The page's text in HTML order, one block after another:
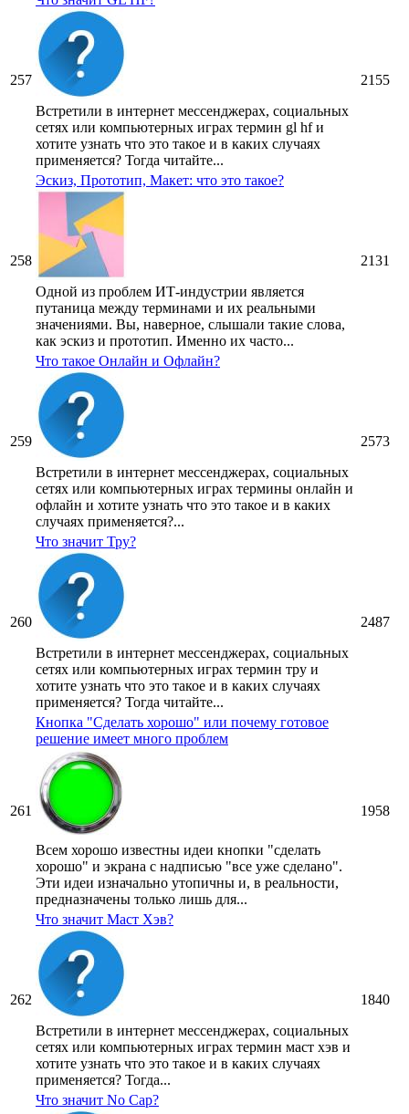
257
Встретили в интернет мессенджерах, социальных
сетях или компьютерных играх термин gl hf и
хотите узнать что это такое и в каких случаях
применяется? Тогда читайте...
2155
258
Эскиз, Прототип, Макет: что это такое?
Одной из проблем ИТ-индустрии является
путаница между терминами и их реальными
значениями. Вы, наверное, слышали такие слова,
как эскиз и прототип. Именно их часто...
2131
259
Что такое Онлайн и Офлайн?
Встретили в интернет мессенджерах, социальных
сетях или компьютерных играх термины онлайн и
офлайн и хотите узнать что это такое и в каких
случаях применяется?...
2573
260
Что значит Тру?
Встретили в интернет мессенджерах, социальных
сетях или компьютерных играх термин тру и
хотите узнать что это такое и в каких случаях
применяется? Тогда читайте...
2487
261
Кнопка "Сделать хорошо" или почему готовое
решение имеет много проблем
Всем хорошо известны идеи кнопки "сделать
хорошо" и экрана с надписью "все уже сделано".
Эти идеи изначально утопичны и, в реальности,
предназначены только лишь для...
1958
262
Что значит Маст Хэв?
Встретили в интернет мессенджерах, социальных
сетях или компьютерных играх термин маст хэв и
хотите узнать что это такое и в каких случаях
применяется? Тогда...
1840
Что значит No Cap?